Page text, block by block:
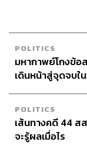
POLITICS
มหากาพย์โกงข้
เดินหน้าสู่จุดจบใ
POLITICS
เส้นทางคดี 44 ส
จะรู้ผลเมื่อไร